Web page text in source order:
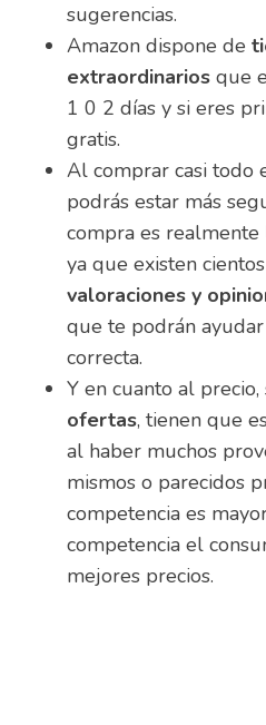
sugerencias.
Amazon dispone de
extraordinarios que
1 0 2 días y si eres
gratis.
Al comprar casi todo
podrás estar más
compra es realmente
ya que existen
valoraciones y
que te podrán
correcta.
Y en cuanto al precio,
ofertas, tienen que
al haber muchos
mismos o parecidos
competencia es
competencia el
mejores precios.